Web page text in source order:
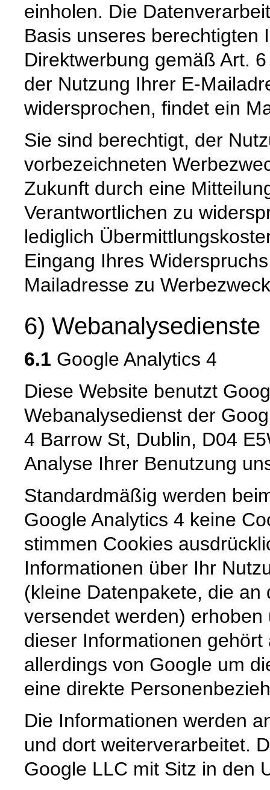
einholen. Die
Basis unseres berechtigten
Direktwerbung gemäß Art.
der Nutzung Ihrer E-
widersprochen, findet ein
Sie sind berechtigt, der
vorbezeichneten
Zukunft durch eine
Verantwortlichen zu
lediglich
Eingang Ihres
Mailadresse zu
6) Webanalysedienste
6.1 Google Analytics 4
Diese Website benutzt
Webanalysedienst der
4 Barrow St, Dublin, D04
Analyse Ihrer Benutzung
Standardmäßig werden
Google Analytics 4 keine
stimmen Cookies
Informationen über Ihr
(kleine Datenpakete, die
versendet werden)
dieser Informationen
allerdings von Google um
eine direkte
Die Informationen werden
und dort weiterverarbeitet.
Google LLC mit Sitz in den